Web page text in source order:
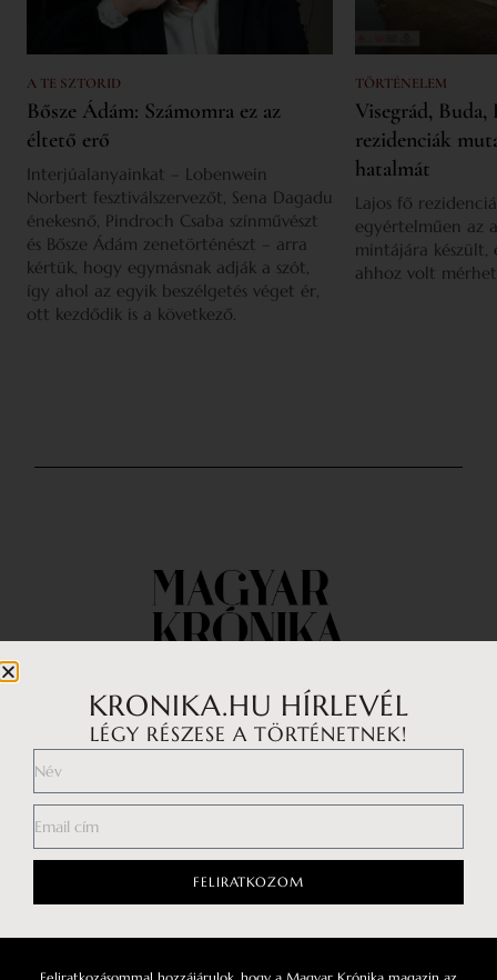
A TE SZTORID
Bősze Ádám: Számomra ez az
éltető erő
Interjúalanyainkat – Lobenwein
Norbert fesztiválszervezőt, Sena Dagadu
énekesnő, Pindroch Csaba színművészt
és Bősze Ádám zenetörténészt – arra
kértük, hogy egymásnak adják a szót,
így ahol az egyik beszélgetés véget ér,
ott kezdődik is a következő.
TÖRTÉNELEM
Visegrád,
rezidenciák
hatalmát
Lajos fő
egyértelműen az
mintájára készült,
ahhoz volt
Impresszum
Általános Szerződési Feltételek
Adatkezelési tájékoztató
KRONIKA.HU HÍRLEVÉL
LÉGY RÉSZESE A TÖRTÉNETNEK!
FELIRATKOZOM